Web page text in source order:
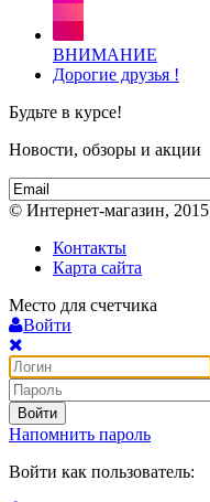
ВНИМАНИЕ
Дорогие друзья !
Будьте в курсе!
Новости, обзоры и акции
© Интернет-магазин, 2015
Контакты
Карта сайта
Место для счетчика
Войти
Войти
Напомнить пароль
Войти как пользователь: